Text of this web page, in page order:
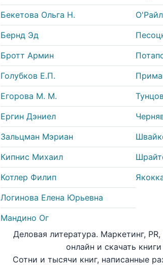
Бекетова Ольга Н.
Бернд Эд
Бротт Армин
Голубков Е.П.
Егорова М. М.
Ергин Дэниел
Зальцман Мэриан
Кипнис Михаил
Котлер Филип
Логинова Елена Юрьевна
Мандино Ог
Деловая литература. Маркетинг,
онлайн и скачать
Сотни и тысячи книг, написанные